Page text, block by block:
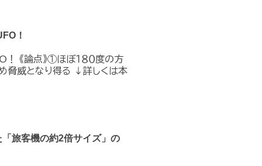
！
《論点》①ほぼ１８０度の方
脅威となり得る ↓詳しくは本
旅客機の約2倍サイズ」の